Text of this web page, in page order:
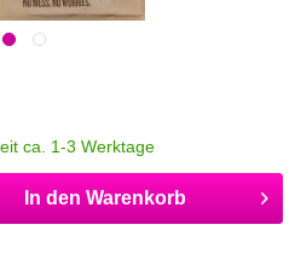
ca. 1-3 Werktage
In den Warenkorb